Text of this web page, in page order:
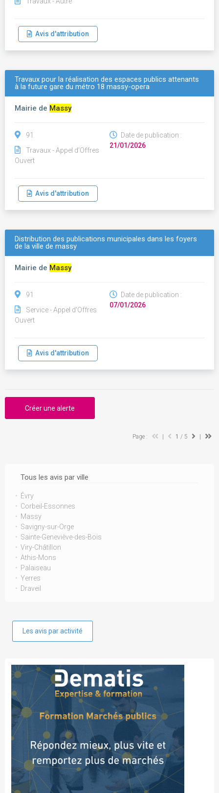
Tous les avis par ville
Évry
Corbeil-Essonnes
Massy
Savigny-sur-Orge
Sainte-Geneviève-des-Bois
Viry-Châtillon
Athis-Mons
Palaiseau
Yerres
Draveil
Les avis par activité
Avis d'attribution
Travaux pour la réalisation des espaces publics attenants
à la future gare du métro 18 massy-opera
Mairie de Massy
91
Travaux - Appel d'Offres
Ouvert
Date de publication :
21/01/2026
Avis d'attribution
Distribution des publications municipales dans les foyers
de la ville de massy
Mairie de Massy
91
Service - Appel d'Offres
Ouvert
Date de publication :
07/01/2026
Avis d'attribution
Créer une alerte
Page : 1 / 5